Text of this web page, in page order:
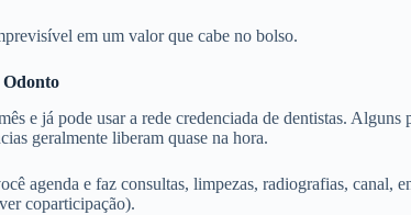
em um valor que cabe no bolso.
e já pode usar a rede credenciada de dentistas. Alguns
geralmente liberam quase na hora.
agenda e faz consultas, limpezas, radiografias, canal,
coparticipação).